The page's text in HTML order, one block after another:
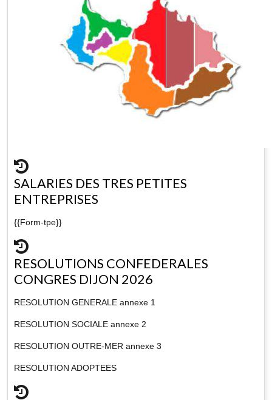
SALARIES DES TRES PETITES
ENTREPRISES
{{Form-tpe}}
RESOLUTIONS CONFEDERALES
CONGRES DIJON 2026
RESOLUTION GENERALE annexe 1
RESOLUTION SOCIALE annexe 2
RESOLUTION OUTRE-MER annexe 3
RESOLUTION ADOPTEES